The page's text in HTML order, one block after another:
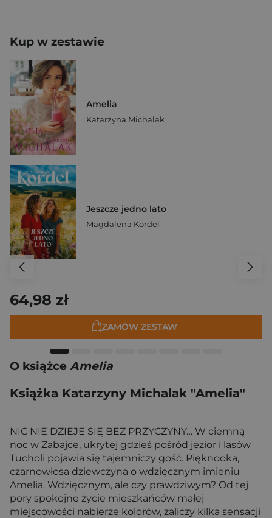
Kup w zestawie
Amelia
Katarzyna Michalak
Jeszcze jedno lato
Magdalena Kordel
64,98 zł
ZAMÓW ZESTAW
O książce Amelia
Książka Katarzyny Michalak "Amelia"
NIC NIE DZIEJE SIĘ BEZ PRZYCZYNY… W ciemną
noc w Zabajce, ukrytej gdzieś pośród jezior i lasów
Tucholi pojawia się tajemniczy gość. Pięknooka,
czarnowłosa dziewczyna o wdzięcznym imieniu
Amelia. Wdzięcznym, ale czy prawdziwym? Od tej
pory spokojne życie mieszkańców małej
miejscowości nabierze kolorów, zaliczy kilka sensacji